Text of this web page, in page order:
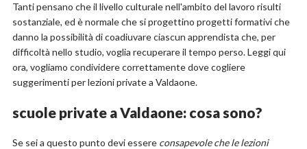
Tanti pensano che il livello culturale nell'ambito del lavoro risulti
sostanziale, ed è normale che si progettino progetti formativi che
danno la possibilità di coadiuvare ciascun apprendista che, per
difficoltà nello studio, voglia recuperare il tempo perso. Leggi qui
ora, vogliamo condividere correttamente dove cogliere
suggerimenti per lezioni private a Valdaone.
scuole private a Valdaone: cosa sono?
Se sei a questo punto devi essere consapevole che le lezioni